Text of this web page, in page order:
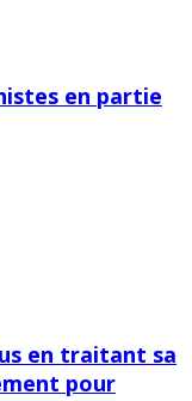
en partie
en traitant sa
pour